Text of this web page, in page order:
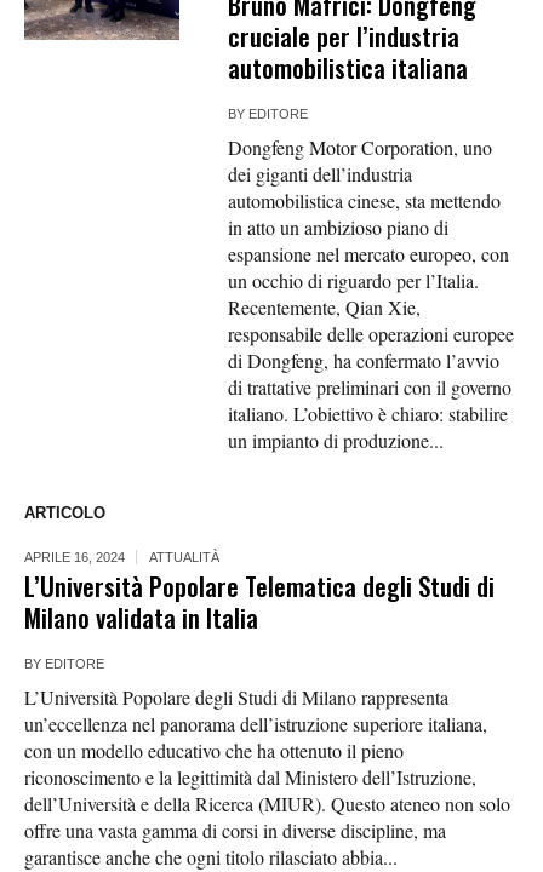
cruciale per l’industria
automobilistica italiana
BY EDITORE
Dongfeng Motor Corporation, uno
dei giganti dell’industria
automobilistica cinese, sta mettendo
in atto un ambizioso piano di
espansione nel mercato europeo, con
un occhio di riguardo per l’Italia.
Recentemente, Qian Xie,
responsabile delle operazioni europee
di Dongfeng, ha confermato l’avvio
di trattative preliminari con il governo
italiano. L’obiettivo è chiaro: stabilire
un impianto di produzione...
ARTICOLO
APRILE 16, 2024 ATTUALITÀ
L’Università Popolare Telematica degli Studi di
Milano validata in Italia
BY EDITORE
L’Università Popolare degli Studi di Milano rappresenta
un’eccellenza nel panorama dell’istruzione superiore italiana,
con un modello educativo che ha ottenuto il pieno
riconoscimento e la legittimità dal Ministero dell’Istruzione,
dell’Università e della Ricerca (MIUR). Questo ateneo non solo
offre una vasta gamma di corsi in diverse discipline, ma
garantisce anche che ogni titolo rilasciato abbia...